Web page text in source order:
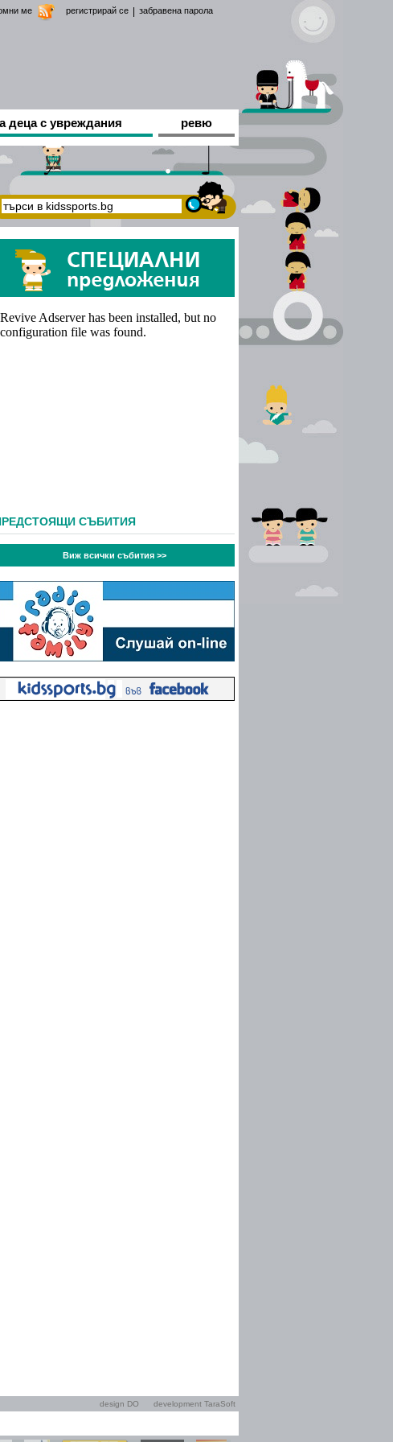
ме регистрирай се забравена парола
деца с увреждания ревю
СЪБИТИЯ
Виж всички събития >>
design DO development TaraSoft